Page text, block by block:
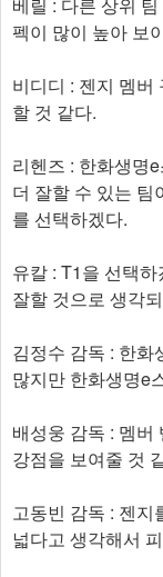
펙이 많이 높아 보
비디디 : 젠지 멤버
할 것 같다.
리헨즈 : 한화생명
더 잘할 수 있는
를 선택하겠다.
유칼 : T1을 선택
잘할 것으로 생각
김정수 감독 : 한화
많지만 한화생명e
배성웅 감독 : 멤버
강점을 보여줄 것
고동빈 감독 : 젠지
넓다고 생각해서